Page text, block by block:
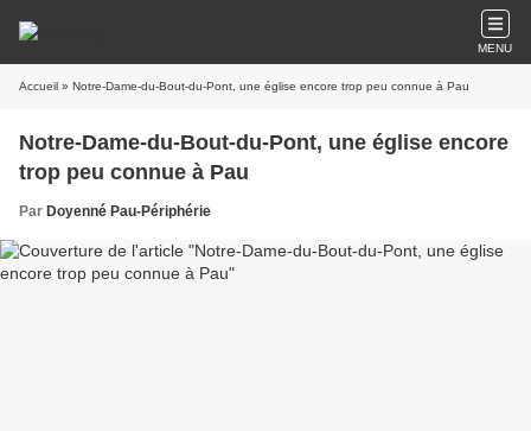
MENU
Accueil » Notre-Dame-du-Bout-du-Pont, une église encore trop peu connue à Pau
Notre-Dame-du-Bout-du-Pont, une église encore
trop peu connue à Pau
Par Doyenné Pau-Périphérie